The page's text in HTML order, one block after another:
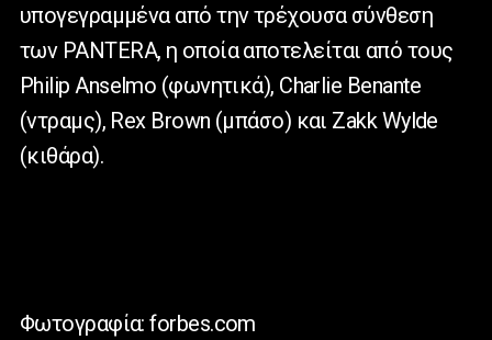
υπογεγραμμένα από την τρέχουσα σύνθεση
των PANTERA, η οποία αποτελείται από τους
Philip Anselmo (φωνητικά), Charlie Benante
(ντραμς), Rex Brown (μπάσο) και Zakk Wylde
(κιθάρα).
Φωτογραφία: forbes.com